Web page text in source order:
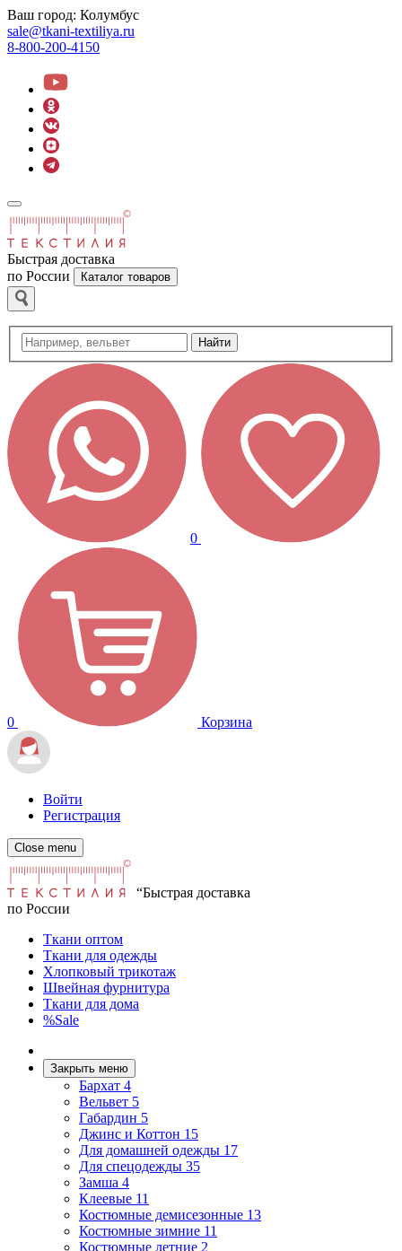
Ваш город: Колумбус
sale@tkani-textiliya.ru
8-800-200-4150
Быстрая доставка
по России
Каталог товаров
Найти
0
0 Корзина
Войти
Регистрация
Close menu
“Быстрая доставка
по России
Ткани оптом
Ткани для одежды
Хлопковый трикотаж
Швейная фурнитура
Ткани для дома
%Sale
Закрыть меню
Бархат 4
Вельвет 5
Габардин 5
Джинс и Коттон 15
Для домашней одежды 17
Для спецодежды 35
Замша 4
Клеевые 11
Костюмные демисезонные 13
Костюмные зимние 11
Костюмные летние 2